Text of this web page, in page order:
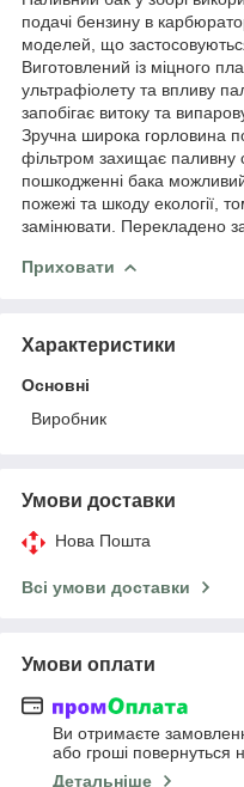
подачі бензину в
моделей, що застосовуються
Виготовлений із міцного
ультрафіолету та впливу
запобігає витоку та
Зручна широка горловина
фільтром захищає паливну
пошкодженні бака
пожежі та шкоду екології,
замінювати. Перекладено
Приховати
Характеристики
Основні
Виробник
Умови доставки
Нова Пошта
Всі умови доставки
Умови оплати
Ви отримаєте
або гроші повернуться
Детальніше